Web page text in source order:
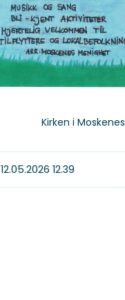
Kirken i Moskenes
12.05.2026 12.39